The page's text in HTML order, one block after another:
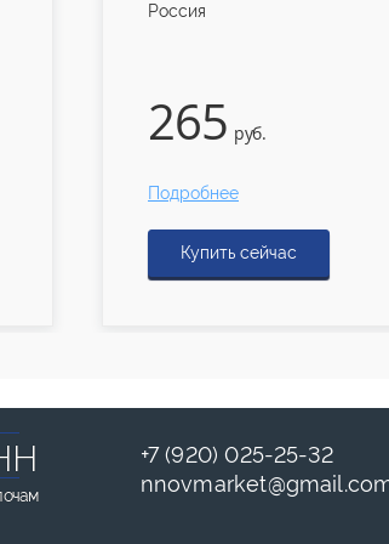
Россия
265 руб.
Подробнее
Купить сейчас
+7 (920) 025-25-32
nnovmarket@